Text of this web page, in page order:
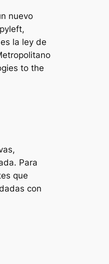
nuevo
la ley de
to the
Para
que
con